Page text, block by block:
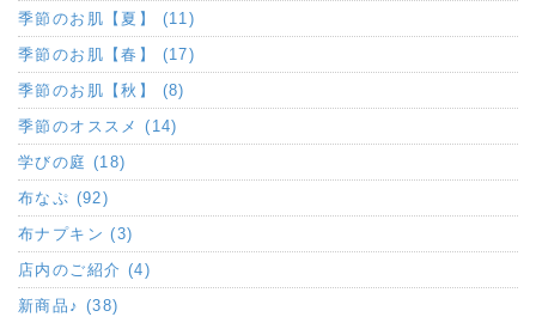
季節のお肌【夏】 (11)
季節のお肌【春】 (17)
季節のお肌【秋】 (8)
季節のオススメ (14)
学びの庭 (18)
布なぷ (92)
布ナプキン (3)
店内のご紹介 (4)
新商品♪ (38)